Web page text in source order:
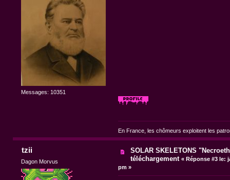
Messages: 10351
En France, les chômeurs exploitent les
tzii
Dagon Morvus
SOLAR SKELETONS
téléchargement «Réponse #3 le:
pm »